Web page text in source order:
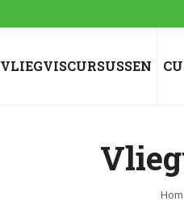
VLIEGVISCURSUSSEN
Je